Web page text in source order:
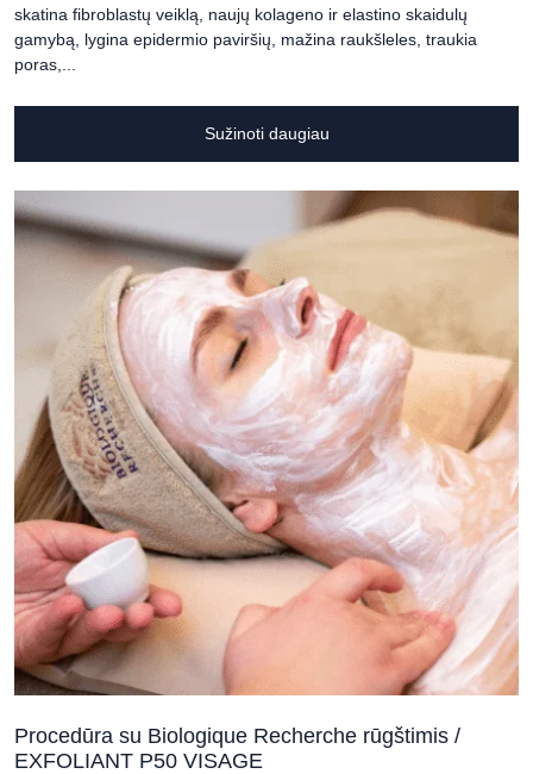
skatina fibroblastų veiklą, naujų kolageno ir elastino skaidulų
gamybą, lygina epidermio paviršių, mažina raukšleles, traukia
poras,...
Sužinoti daugiau
Procedūra su Biologique Recherche rūgštimis /
EXFOLIANT P50 VISAGE